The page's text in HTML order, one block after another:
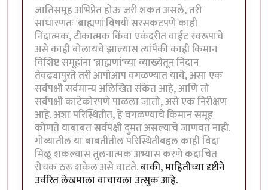
जातिसमूह अभिप्रेत होऊ जरी शकत असले, तरी
साधारणतः 'ब्राह्मणां'विषयी सरसकटपणे काही
निंदात्मक, टीकात्मक किंवा एकंदरीत वाईट स्वरूपाचे
असे काही बोलायचे झाल्यास त्यांपैकी काही किमान
विशिष्ट समूहांना 'ब्राह्मणां'च्या व्याख्येतून निदान
तेवढ्यापुरते तरी आपोआप वगळण्यात यावे, असा एक
सर्वपक्षी सर्वमान्य अलिखित संकेत आहे, आणि तो
सर्वपक्षी काटेकोरपणे पाळला जातो, असे एक निरीक्षण
आहे. अशा परिस्थितीत, हे वगळण्याचे किमान समूह
कोणते याबाबत सर्वपक्षी दुमत असल्याचे जाणवत नाही.
गोव्यातील या बाबतीतील परिस्थितीबद्दल काही विदा
मिळू शकल्यास तुलनात्मक अभ्यास करणे कदाचित
रोचक ठरू शकेल असे वाटते.बाकी, माहितीच्या दृष्टीने
उर्वरित लेखमाला वाचायला उत्सुक आहे.